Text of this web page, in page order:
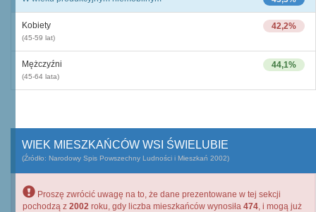
42,2%
Kobiety
(45-59 lat)
44,1%
Mężczyźni
(45-64 lata)
WIEK MIESZKAŃCÓW WSI ŚWIELUBIE
(Źródło: Narodowy Spis Powszechny Ludności i Mieszkań 2002)
Proszę zwrócić uwagę na to, że dane prezentowane w tej sekcji
pochodzą z 2002 roku, gdy liczba mieszkańców wynosiła 474, i mogą już